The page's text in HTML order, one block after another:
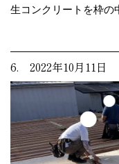
生コンクリートを枠の
6. 2022年10月11日